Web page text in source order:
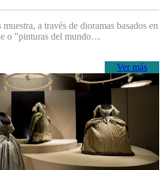
a través de dioramas basados en
o "pinturas del mundo…
Ver más